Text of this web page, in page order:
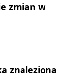
zmian w
znaleziona